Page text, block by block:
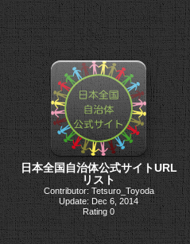
日本全国自治体公式サイトURL
リスト
Contributor: Tetsuro_Toyoda
Update: Dec 6, 2014
Rating 0